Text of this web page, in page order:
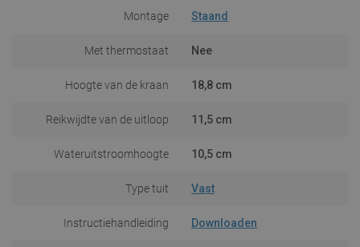
Montage Staand
Met thermostaat Nee
Hoogte van de kraan 18,8 cm
Reikwijdte van de uitloop 11,5 cm
Wateruitstroomhoogte 10,5 cm
Type tuit Vast
Instructiehandleiding Downloaden